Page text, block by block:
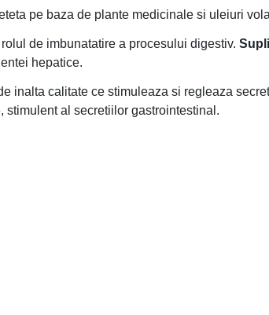
pe baza de plante medicinale si uleiuri
de imbunatatire a procesului digestiv.
hepatice.
inalta calitate ce stimuleaza si regleaza
stimulent al secretiilor gastrointestinal.